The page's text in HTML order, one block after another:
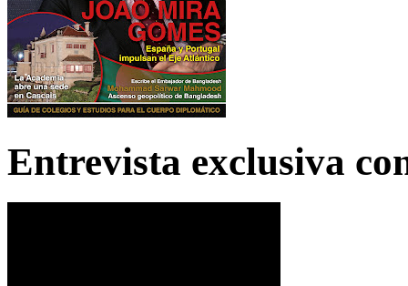
Entrevista exclusiva